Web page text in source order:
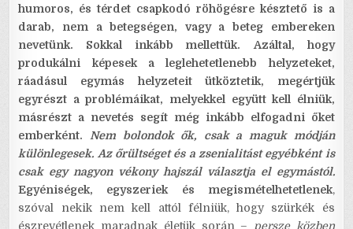
humoros, és térdet csapkodó röhögésre késztető is a
darab, nem a betegségen, vagy a beteg embereken
nevetünk. Sokkal inkább mellettük.
Azáltal, hogy
produkálni képesek a leglehetetlenebb helyzeteket,
ráadásul egymás helyzeteit ütköztetik, megértjük
egyrészt a problémáikat, melyekkel együtt kell élniük,
másrészt a nevetés segít még inkább elfogadni őket
emberként. Nem bolondok ők, csak a maguk módján
különlegesek. Az őrültséget és a zsenialitást egyébként is
csak egy nagyon vékony hajszál választja el egymástól.
Egyéniségek, egyszeriek és megismételhetetlenek,
szóval nekik nem kell attól félniük, hogy szürkék és
észrevétlenek maradnak életük során – persze közben